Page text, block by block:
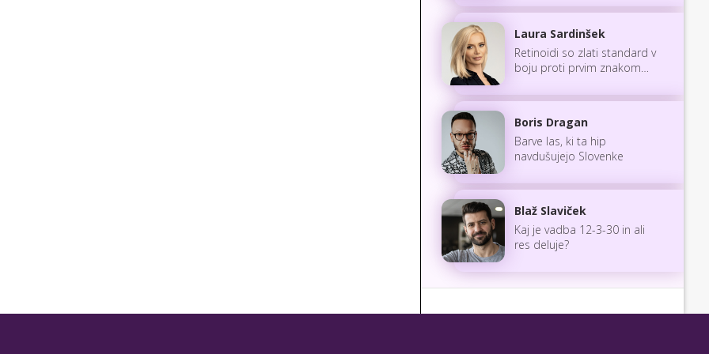
Laura Sardinšek
Retinoidi so zlati standard v
boju proti prvim znakom
Boris Dragan
Barve las, ki ta hip
navdušujejo Slovenke
Blaž Slaviček
Kaj je vadba 12-3-30 in ali
res deluje?